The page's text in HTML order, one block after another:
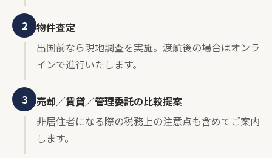
2
物件査定
出国前なら現地調査を実施。渡航後の場合はオンラ
インで進行いたします。
3
売却／賃貸／管理委託の比較提案
非居住者になる際の税務上の注意点も含めてご案内
します。